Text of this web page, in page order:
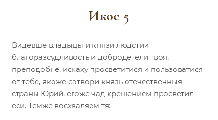
Икос 5
Видевше владыцы и князи людстии
благоразсудливость и добродетели твоя,
преподобне, искаху просветитися и пользоватися
от тебе, якоже сотвори князь отечественныя
страны Юрий, егоже чад крещением просветил
еси. Темже восхваляем тя: